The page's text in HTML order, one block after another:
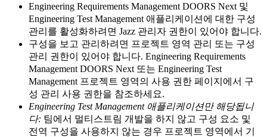
Engineering Requirements Management DOORS Next 및
Engineering Test Management 애플리케이션에 대한 구성
관리를 활성화하려면 Jazz 관리자 권한이 있어야 합니다.
구성을 보고 관리하려면 프로젝트 영역 관리 또는 구성
관리 권한이 있어야 합니다. Engineering Requirements
Management DOORS Next 또는 Engineering Test
Management 프로젝트 영역의 사용 권한 페이지에서 구
성 관리 사용 권한을 참조하세요.
Engineering Test Management애플리케이션만 해당됩니
다: 팀에서 멀티스트림 개발을 하지 않고 구성 요소 및
전역 구성을 사용하지 않는 경우 프로젝트 영역에서 기